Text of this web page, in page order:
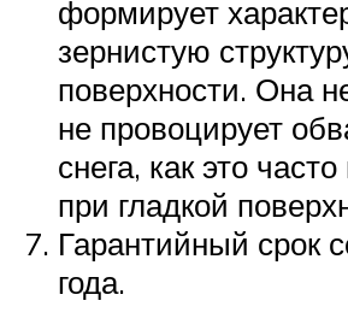
формирует
зернистую
поверхности. Она
не провоцирует
снега, как это
при гладкой
Гарантийный срок
года.